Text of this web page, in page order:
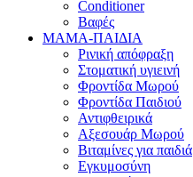
Conditioner
Βαφές
ΜΑΜΑ-ΠΑΙΔΙΑ
Ρινική απόφραξη
Στοματική υγιεινή
Φροντίδα Μωρού
Φροντίδα Παιδιού
Αντιφθειρικά
Αξεσουάρ Μωρού
Βιταμίνες για παιδιά
Εγκυμοσύνη